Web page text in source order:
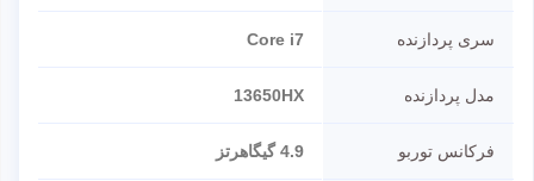
سری پردازنده Core i7
مدل پردازنده 13650HX
فرکانس توربو 4.9 گیگاهرتز